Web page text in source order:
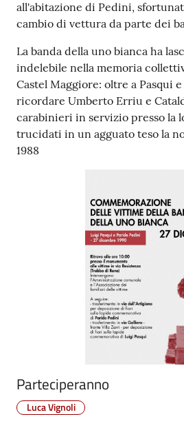
all'abitazione di Pedini,
cambio di vettura da parte dei
La banda della uno bianca ha
indelebile nella memoria
Castel Maggiore: oltre a Pasqui
ricordare Umberto Erriu e
carabinieri in servizio presso la
trucidati in un agguato teso la
1988
Parteciperanno
Luca Vignoli